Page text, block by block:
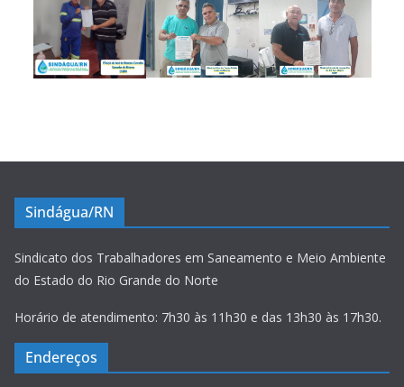
Sindágua/RN
Sindicato dos Trabalhadores em Saneamento e Meio Ambiente
do Estado do Rio Grande do Norte
Horário de atendimento: 7h30 às 11h30 e das 13h30 às 17h30.
Endereços